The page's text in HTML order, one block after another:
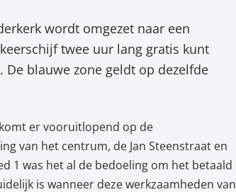
wordt omgezet naar een
twee uur lang gratis kunt
blauwe zone geldt op dezelfde
er vooruitlopend op de
van het centrum, de Jan Steenstraat en
1 was het al de bedoeling om het betaald
is wanneer deze werkzaamheden van